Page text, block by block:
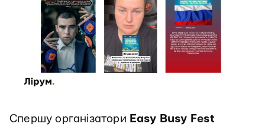
Спершу організатори Easy Busy Fest